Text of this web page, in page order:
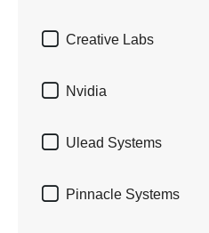
 Creative Labs
 Nvidia
 Ulead Systems
 Pinnacle Systems